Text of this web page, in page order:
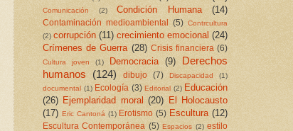
Comunicación (2) Condición Humana (14)
Contaminación medioambiental (5) Contrcultura
(2) corrupción (11) crecimiento emocional (24)
Crímenes de Guerra (28) Crisis financiera (6)
Cultura joven (1) Democracia (9)
Derechos
humanos
(124) dibujo (7) Discapacidad
(1)
documental (1) Ecología (3) Editorial (2) Educación
(26) Ejemplaridad moral (20) El Holocausto
(17) Eric Cantoná (1) Erotismo (5) Escultura (12)
Escultura Contemporánea (5) Espacios (2) estilo